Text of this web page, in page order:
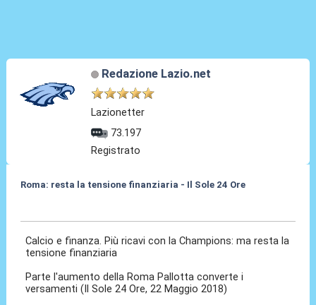
Redazione Lazio.net
Lazionetter
73.197
Registrato
Roma: resta la tensione finanziaria - Il Sole 24 Ore
Calcio e finanza. Più ricavi con la Champions: ma resta la
tensione finanziaria
Parte l'aumento della Roma Pallotta converte i
versamenti (Il Sole 24 Ore, 22 Maggio 2018)